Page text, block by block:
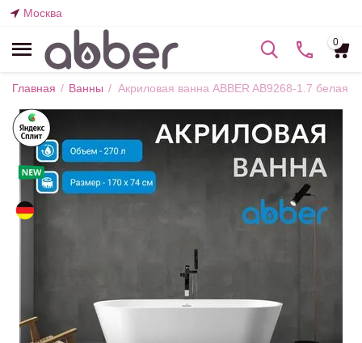
Москва
0
Главная / Ванны / Акриловая ванна ABBER AB9268-1.7 белая